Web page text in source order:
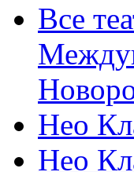
Все
Нео
Нео